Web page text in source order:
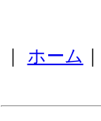
ホーム